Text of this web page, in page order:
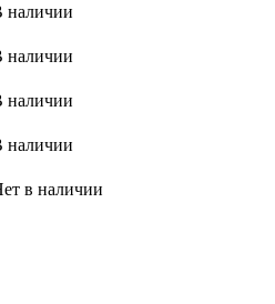
наличии
наличии
наличии
наличии
в наличии